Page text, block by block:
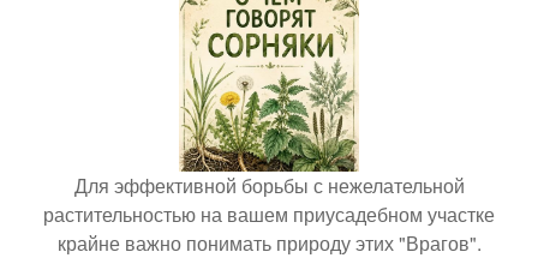
Для эффективной борьбы с нежелательной
растительностью на вашем приусадебном участке
крайне важно понимать природу этих "Врагов".